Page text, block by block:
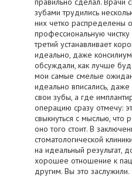
зубами трудились
них четко распределены
профессиональную чистку
третий устанавливает
идеально, даже
обсуждали, как лучше
мои самые смелые
идеально вписались,
свои зубы, а где
операцию сразу отмечу:
свыкнуться с мыслью, что
оно того стоит. В
стоматологической
на идеальный результат,
хорошее отношение к
другим. Вы это заслужили.